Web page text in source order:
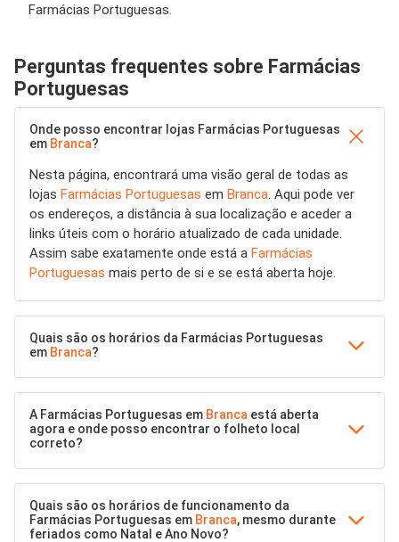
Farmácias Portuguesas.
Perguntas frequentes sobre Farmácias
Portuguesas
Onde posso encontrar lojas Farmácias Portuguesas
em Branca?
Nesta página, encontrará uma visão geral de todas as
lojas Farmácias Portuguesas em Branca. Aqui pode ver
os endereços, a distância à sua localização e aceder a
links úteis com o horário atualizado de cada unidade.
Assim sabe exatamente onde está a Farmácias
Portuguesas mais perto de si e se está aberta hoje.
Quais são os horários da Farmácias Portuguesas
em Branca?
A Farmácias Portuguesas em Branca está aberta
agora e onde posso encontrar o folheto local
correto?
Quais são os horários de funcionamento da
Farmácias Portuguesas em Branca, mesmo durante
feriados como Natal e Ano Novo?